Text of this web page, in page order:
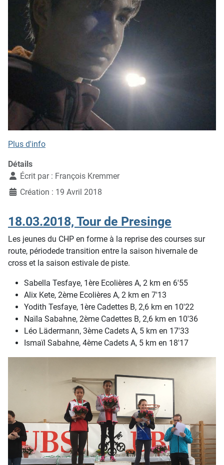
Plus d'info
Détails
Écrit par : François Kremmer
Création : 19 Avril 2018
18.03.2018, Tour de Presinge
Les jeunes du CHP en forme à la reprise des courses sur
route, périodede transition entre la saison hivernale de
cross et la saison estivale de piste.
Sabella Tesfaye, 1ère Ecolières A, 2 km en 6'55
Alix Kete, 2ème Ecolières A, 2 km en 7'13
Yodith Tesfaye, 1ère Cadettes B, 2,6 km en 10'22
Naïla Sabahne, 2ème Cadettes B, 2,6 km en 10'36
Léo Lädermann, 3ème Cadets A, 5 km en 17'33
Ismaïl Sabahne, 4ème Cadets A, 5 km en 18'17